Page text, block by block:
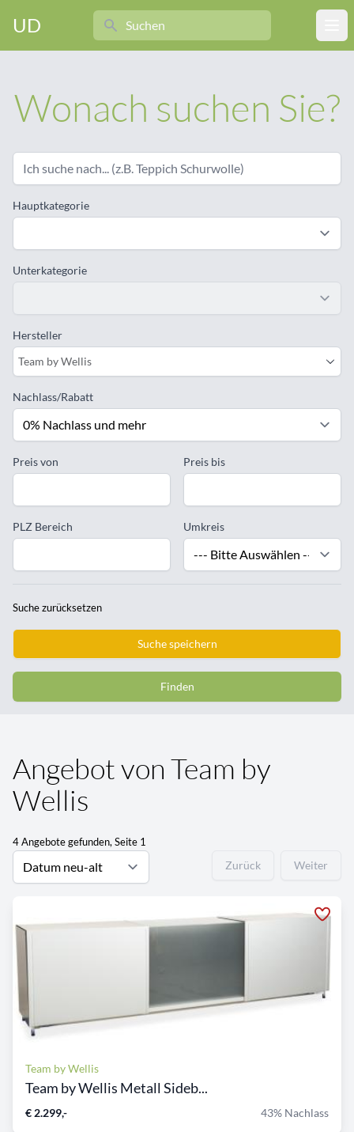
UD
Search
Wonach suchen Sie?
Hauptkategorie
Unterkategorie
Hersteller
Team by Wellis
Nachlass/Rabatt
Preis von Preis bis
PLZ Bereich Umkreis
Suche zurücksetzen
Suche speichern
Finden
Angebot von Team by
Wellis
4 Angebote gefunden, Seite 1
Zurück Weiter
Team by Wellis
Team by Wellis Metall Sideb...
€ 2.299,- 43% Nachlass